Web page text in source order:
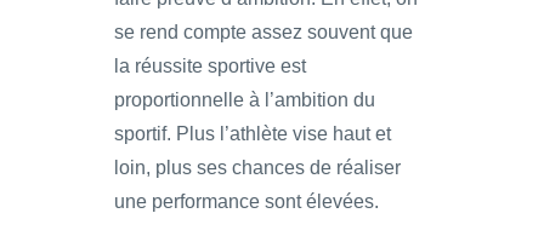
se rend compte assez souvent que
la réussite sportive est
proportionnelle à l’ambition du
sportif. Plus l’athlète vise haut et
loin, plus ses chances de réaliser
une performance sont élevées.